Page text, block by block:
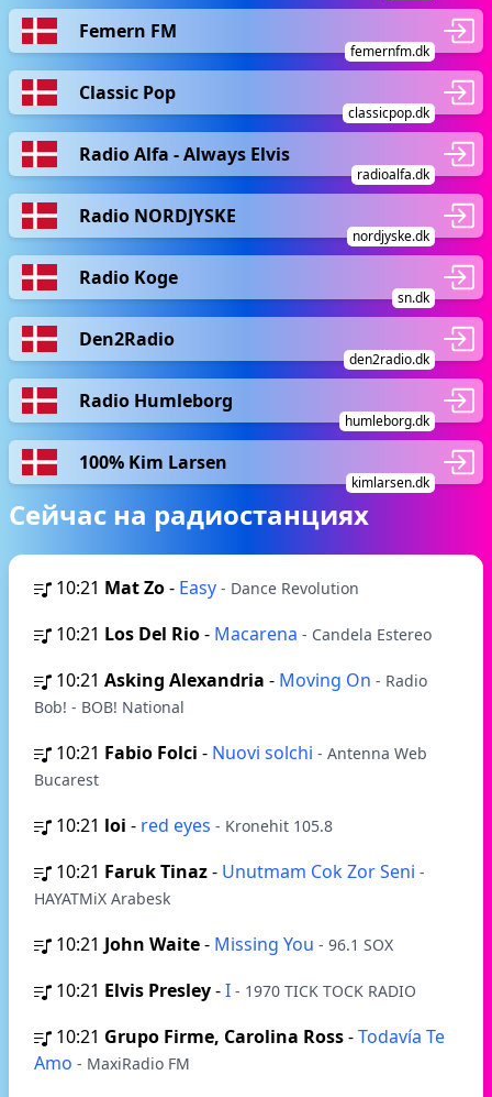
Femern FM
femernfm.dk
Classic Pop
classicpop.dk
Radio Alfa - Always Elvis
radioalfa.dk
Radio NORDJYSKE
nordjyske.dk
Radio Koge
sn.dk
Den2Radio
den2radio.dk
Radio Humleborg
humleborg.dk
100% Kim Larsen
kimlarsen.dk
Сейчас на радиостанциях
10:21 Mat Zo- Easy - Dance Revolution
10:21 Los Del Rio- Macarena - Candela Estereo
10:21 Asking Alexandria - Moving On - Radio
Bob! - BOB! National
10:21 Fabio Folci - Nuovi solchi - Antenna Web
Bucarest
10:21 loi - red eyes - Kronehit 105.8
10:21 Faruk Tinaz- Unutmam Cok Zor Seni -
HAYATMiX Arabesk
10:21 John Waite- Missing You - 96.1 SOX
10:21 Elvis Presley-I - 1970 TICK TOCK RADIO
10:21 Grupo Firme, Carolina Ross-Todavía Te
Amo - MaxiRadio FM